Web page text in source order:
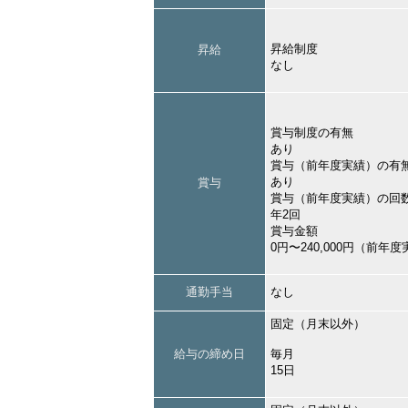
昇給
昇給制度
なし
賞与
賞与制度の有無
あり
賞与（前年度実績）の有
あり
賞与（前年度実績）の回
年2回
賞与金額
0円〜240,000円（前年度
通勤手当 なし
給与の締め日
固定（月末以外）
毎月
15日